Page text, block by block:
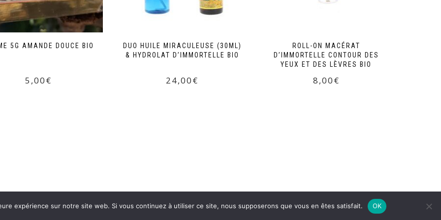
5G AMANDE DOUCE BIO
5,00€
DUO HUILE MIRACULEUSE (30ML)
& HYDROLAT D’IMMORTELLE BIO
24,00€
ROLL-ON MACÉRAT
D’IMMORTELLE CONTOUR DES
YEUX ET DES LÈVRES BIO
8,00€
CGV MENTIONS LÉGALES CONTACT
expérience sur notre site web. Si vous continuez à utiliser ce site, nous supposerons que vous en êtes satisfait. OK